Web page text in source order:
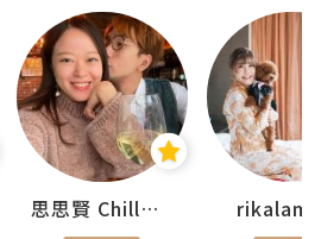
思思賢 ChillMyBabe